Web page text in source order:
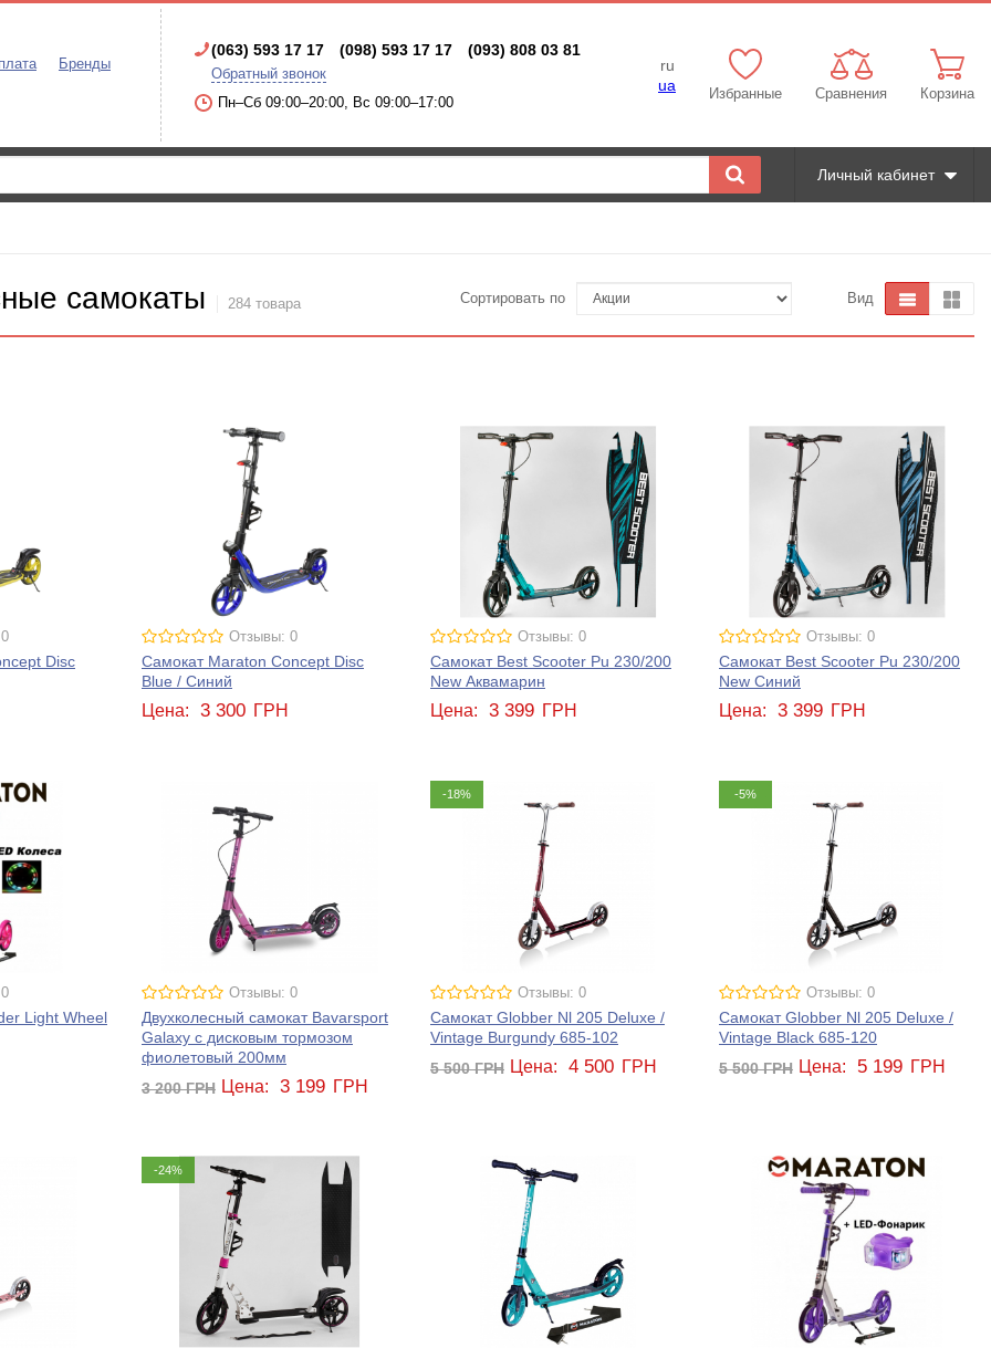
Бренды
(063) 593 17 17 (098) 593 17 17 (093) 808 03 81
Обратный звонок
Пн–Сб 09:00–20:00, Вс 09:00–17:00
ru
ua
Избранные Сравнения Корзина
Личный кабинет
самокаты 284 товара Сортировать по Вид
Disc
Отзывы: 0
Самокат Maraton Concept Disc
Blue / Синий
Цена: 3 300 ГРН
Отзывы: 0
Самокат Best Scooter Pu 230/200
New Аквамарин
Цена: 3 399 ГРН
Отзывы: 0
Самокат Best Scooter Pu 230/200
New Синий
Цена: 3 399 ГРН
Light Wheel
Отзывы: 0
Двухколесный самокат Bavarsport
Galaxy с дисковым тормозом
фиолетовый 200мм
3 200ГРН Цена: 3 199 ГРН
-18%
Отзывы: 0
Самокат Globber Nl 205 Deluxe /
Vintage Burgundy 685-102
5 500ГРН Цена: 4 500 ГРН
-5%
Отзывы: 0
Самокат Globber Nl 205 Deluxe /
Vintage Black 685-120
5 500ГРН Цена: 5 199 ГРН
-24%